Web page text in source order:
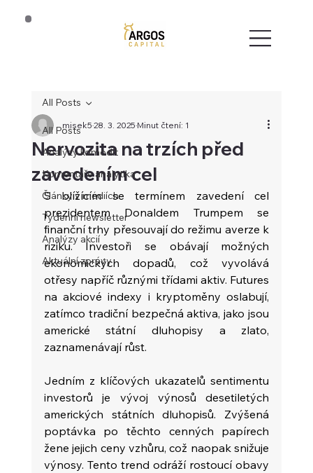
All Posts
Analýzy komodit
Komentáře analytika
Články v médiích
Týdenní newsletter
Analýzy akcií
Aktuální zprávy
All Posts
Nervozita na trzích před
zavedením cel
misek528. 3. 2025Minut čtení: 1
S blížícím se termínem zavedení cel
prezidentem Donaldem Trumpem se
finanční trhy přesouvají do režimu averze k
riziku. Investoři se obávají možných
ekonomických dopadů, což vyvolává
otřesy napříč různými třídami aktiv. Futures
na akciové indexy i kryptoměny oslabují,
zatímco tradiční bezpečná aktiva, jako jsou
americké státní dluhopisy a zlato,
zaznamenávají růst.
Jedním z klíčových ukazatelů sentimentu
investorů je vývoj výnosů desetiletých
amerických státních dluhopisů. Zvýšená
poptávka po těchto cenných papírech
žene jejich ceny vzhůru, což naopak snižuje
výnosy. Tento trend odráží rostoucí obavy